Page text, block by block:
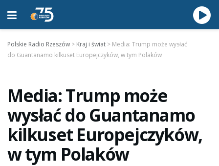
Polskie Radio Rzeszów > Kraj i świat > Media: Trump może wysłać
do Guantanamo kilkuset Europejczyków, w tym Polaków
Media: Trump może
wysłać do Guantanamo
kilkuset Europejczyków,
w tym Polaków